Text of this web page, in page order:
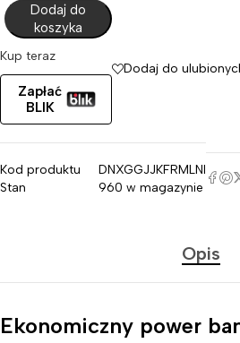
Dodaj do
koszyka
Kup teraz
Zapłać
BLIK
Dodaj do
Kod produktu
DNXGGJJKFRMLNI
Stan
960 w magazynie
Opis
Ekonomiczny power